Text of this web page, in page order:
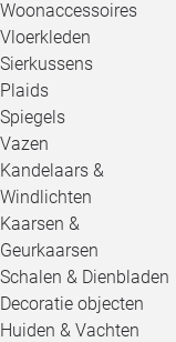
Woonaccessoires
Vloerkleden
Sierkussens
Plaids
Spiegels
Vazen
Kandelaars &
Windlichten
Kaarsen &
Geurkaarsen
Schalen & Dienbladen
Decoratie objecten
Huiden & Vachten